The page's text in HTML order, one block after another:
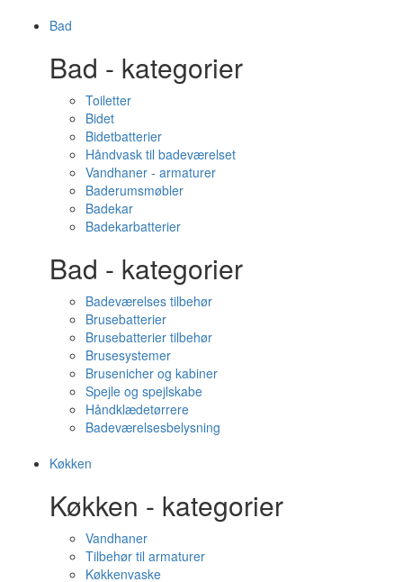
Bad
Bad - kategorier
Toiletter
Bidet
Bidetbatterier
Håndvask til badeværelset
Vandhaner - armaturer
Baderumsmøbler
Badekar
Badekarbatterier
Bad - kategorier
Badeværelses tilbehør
Brusebatterier
Brusebatterier tilbehør
Brusesystemer
Brusenicher og kabiner
Spejle og spejlskabe
Håndklædetørrere
Badeværelsesbelysning
Køkken
Køkken - kategorier
Vandhaner
Tilbehør til armaturer
Køkkenvaske